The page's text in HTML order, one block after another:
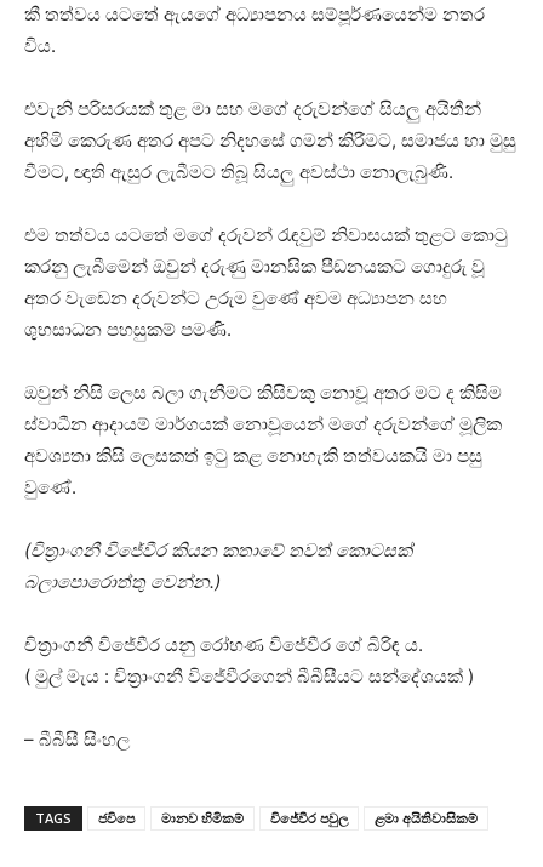
කී තත්වය යටතේ ඇයගේ අධ්‍යාපනය සම්පූර්ණයෙන්ම නතර
විය.
එවැනි පරිසරයක් තුළ මා සහ මගේ දරුවන්ගේ සියලු අයිතීන්
අහිමි කෙරුණ අතර අපට නිදහසේ ගමන් කිරීමට, සමාජය හා මුසු
වීමට, ඥාති ඇසුර ලැබීමට තිබූ සියලු අවස්ථා නොලැබුණි.
එම තත්වය යටතේ මගේ දරුවන් රැඳවුම් නිවාසයක් තුළට කොටු
කරනු ලැබීමෙන් ඔවුන් දරුණු මානසික පීඩනයකට ගොදුරු වූ
අතර වැඩෙන දරුවන්ට උරුම වුණේ අවම අධ්‍යාපන සහ
ශුභසාධන පහසුකම් පමණි.
ඔවුන් නිසි ලෙස බලා ගැනීමට කිසිවකු නොවූ අතර මට ද කිසිම
ස්වාධීන ආදායම් මාර්ගයක් නොවූයෙන් මගේ දරුවන්ගේ මූලික
අවශ්‍යතා කිසි ලෙසකත් ඉටු කළ නොහැකි තත්වයකයි මා පසු
වුණේ.
(චිත්‍රාංගනී විජේවීර කියන කතාවේ තවත් කොටසක්
බලාපොරොත්තු වෙන්න.)
චිත්‍රාංගනී විජේවීර යනු රෝහණ විජේවීර ගේ බිරිඳ ය.
( මුල් මැය : චිත්‍රාංගනී විජේවීරගෙන් බීබීසීයට සන්දේශයක් )
– බීබීසී සිංහල
TAGS ජවිපෙ මානව හිමිකම් විජේවීර පවුල ළමා අයිතිවාසිකම්